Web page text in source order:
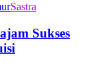
Sastra
Sukses